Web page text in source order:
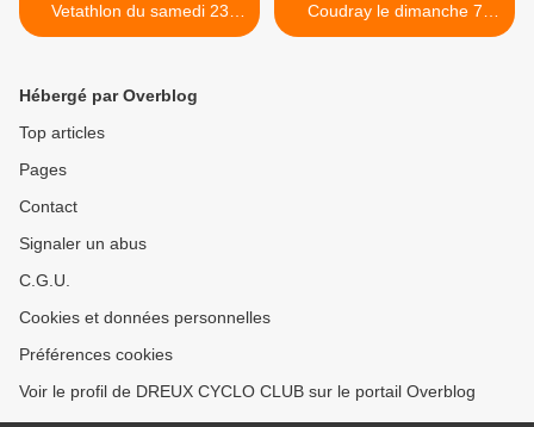
Vetathlon du samedi 23
décembre au Chateau des
Coudray le dimanche 7
janvier 2024 >
Hébergé par Overblog
Top articles
Pages
Contact
Signaler un abus
C.G.U.
Cookies et données personnelles
Préférences cookies
Voir le profil de DREUX CYCLO CLUB sur le portail Overblog